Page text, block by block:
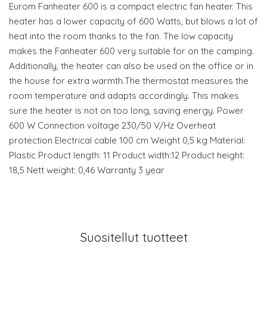
Eurom Fanheater 600 is a compact electric fan heater. This
heater has a lower capacity of 600 Watts, but blows a lot of
heat into the room thanks to the fan. The low capacity
makes the Fanheater 600 very suitable for on the camping.
Additionally, the heater can also be used on the office or in
the house for extra warmth.The thermostat measures the
room temperature and adapts accordingly. This makes
sure the heater is not on too long, saving energy. Power
600 W Connection voltage 230/50 V/Hz Overheat
protection Electrical cable 100 cm Weight 0,5 kg Material:
Plastic Product length: 11 Product width:12 Product height:
18,5 Nett weight: 0,46 Warranty 3 year
Suositellut tuotteet